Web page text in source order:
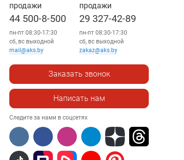
продажи
44 500-8-500
пн-пт 08:30-17:30
сб, вс выходной
mail@aks.by
продажи
29 327-42-89
пн-пт 08:30-17:30
сб, вс выходной
zakaz@aks.by
Заказать звонок
Написать нам
Следите за нами в соцсетях